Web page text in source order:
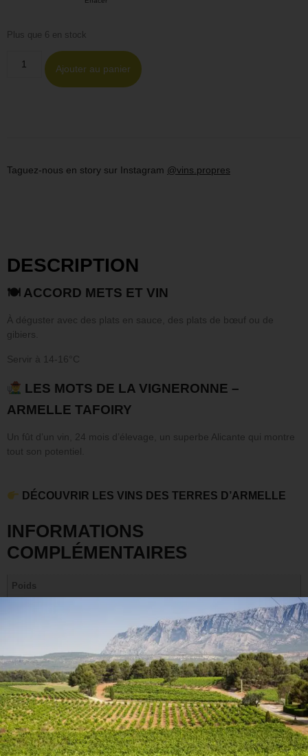
Plus que 6 en stock
Ajouter au panier
Taguez-nous en story sur Instagram @vins.propres
DESCRIPTION
🍽 ACCORD METS ET VIN
À déguster avec des plats en sauce, des plats de bœuf ou de
gibiers.
Servir à 14-16°C
LES MOTS DE LA VIGNERONNE –
ARMELLE TAFOIRY
Un fût d’un vin, 24 mois d’élevage, un superbe Alicante qui montre
tout son potentiel.
DÉCOUVRIR LES VINS DES TERRES D’ARMELLE
INFORMATIONS
COMPLÉMENTAIRES
Poids
Arômes du vin
Épicé, Fruits noirs
Accords mets et vins
Viande rouge
Style de vin